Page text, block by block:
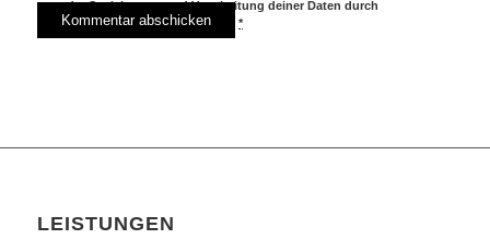
der Speicherung und Verarbeitung deiner Daten durch
diese Website einverstanden.*
LEISTUNGEN